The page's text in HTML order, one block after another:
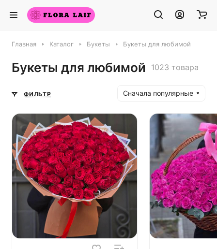
Главная Каталог Букеты Букеты для любимой
Букеты для любимой 1023 товара
ФИЛЬТР Сначала популярные